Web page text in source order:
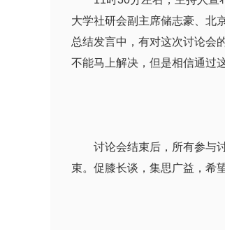
大学社研会副主席储志豪、北
总结发言中，有对这次讨论会
不能马上解决，但是相信通过
讨论会结束后，所有参与讨
束。促膝长谈，集思广益，希